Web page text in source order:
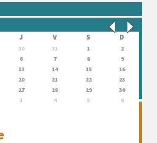
J V S D
30 31 1
2
6 7 8
9
13 14 15
16
20 21 22
23
27 28 29
30
3 4 5 6